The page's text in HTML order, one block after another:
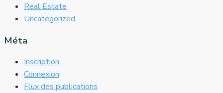
Real Estate
Uncategorized
Méta
Inscription
Connexion
Flux des publications